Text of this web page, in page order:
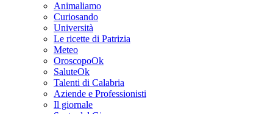
Animaliamo
Curiosando
Università
Le ricette di Patrizia
Meteo
OroscopoOk
SaluteOk
Talenti di Calabria
Aziende e Professionisti
Il giornale